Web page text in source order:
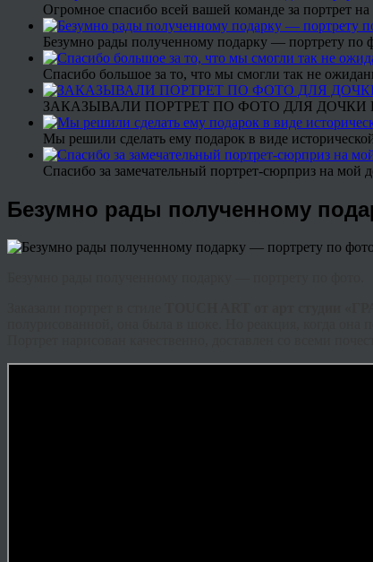
Огромное спасибо всей вашей команде за портрет на
Безумно рады полученному подарку — портрету по
Спасибо большое за то, что мы смогли так не
ЗАКАЗЫВАЛИ ПОРТРЕТ ПО ФОТО ДЛЯ ДОЧКИ
Мы решили сделать ему подарок в виде
Спасибо за замечательный портрет-сюрприз на мой
Безумно рады полученному